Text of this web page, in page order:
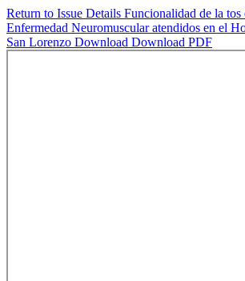
Return to Issue Details Funcionalidad de la tos
Enfermedad Neuromuscular atendidos en el
San Lorenzo Download Download PDF